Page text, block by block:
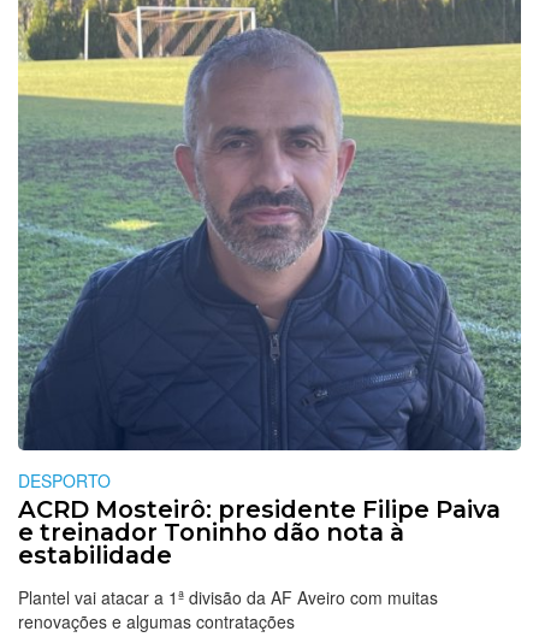
DESPORTO
ACRD Mosteirô: presidente Filipe Paiva
e treinador Toninho dão nota à
estabilidade
Plantel vai atacar a 1ª divisão da AF Aveiro com muitas
renovações e algumas contratações